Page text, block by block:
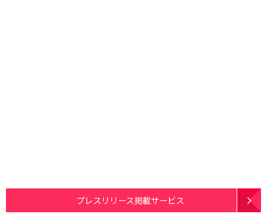
プレスリリース掲載サービス